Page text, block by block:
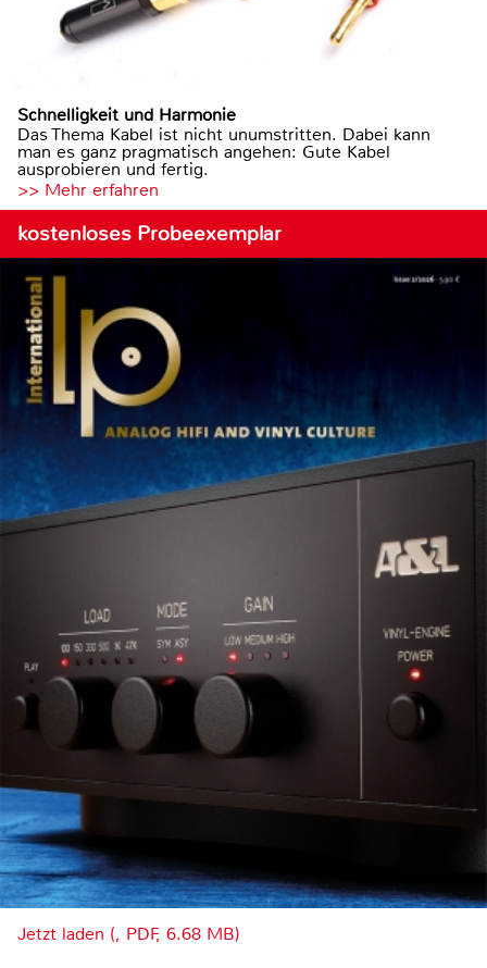
Schnelligkeit und Harmonie
Das Thema Kabel ist nicht unumstritten. Dabei kann
man es ganz pragmatisch angehen: Gute Kabel
ausprobieren und fertig.
>> Mehr erfahren
kostenloses Probeexemplar
Jetzt laden (, PDF, 6.68 MB)